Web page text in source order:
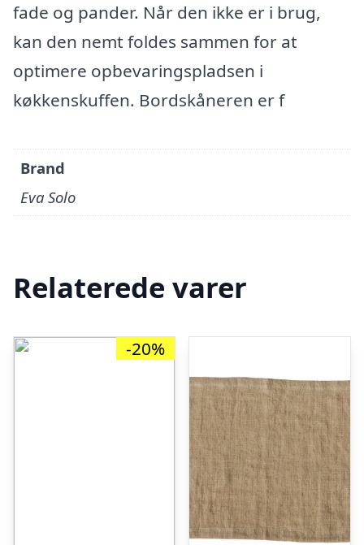
fade og pander. Når den ikke er i brug,
kan den nemt foldes sammen for at
optimere opbevaringspladsen i
køkkenskuffen. Bordskåneren er f
Brand
Eva Solo
Relaterede varer
-20%